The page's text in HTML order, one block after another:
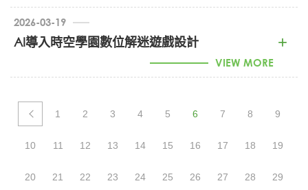
1150005009_臺南女子徵集人權宣傳訊息 (PDF)
2026-03-19
AI導入時空學園數位解迷遊戲設計
VIEW MORE
1 2 3 4 5 6 7 8 9
10 11 12 13 14 15 16 17 18 19
20 21 22 23 24 25 26 27 28 29